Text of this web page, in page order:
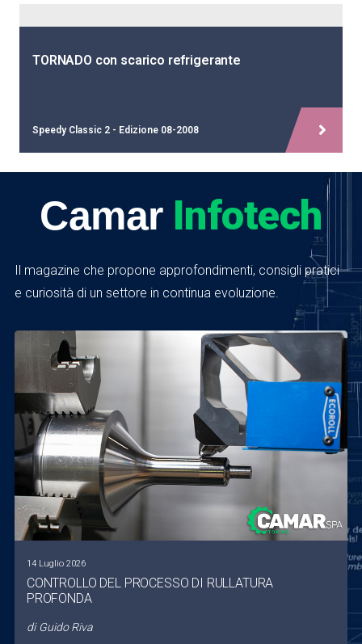
TORNADO con scarico refrigerante
Speedy Classic 2 - Edizione 08-2008
Camar Infotech
Il magazine che propone approfondimenti, consigli pratici
e curiosità di un settore in continua evoluzione.
14 Luglio 2026
CONTROLLO DEL PROCESSO DI RULLATURA
PROFONDA
di Guido Riva